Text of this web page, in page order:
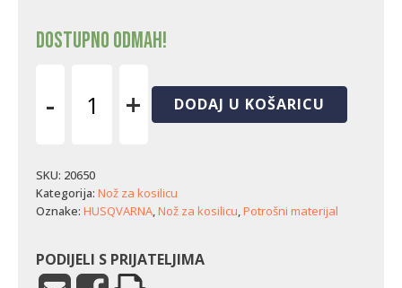
Dostupno odmah!
-
Rider
C103/C112
RC320Ts
cm)
količina
+ DODAJ U KOŠARICU
SKU: 20650
Kategorija: Nož za kosilicu
Oznake: HUSQVARNA,Nož za kosilicu,Potrošni materijal
PODIJELI S PRIJATELJIMA